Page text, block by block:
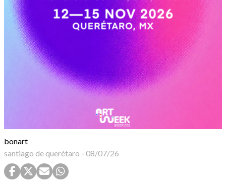
bonart
santiago de querétaro - 08/07/26